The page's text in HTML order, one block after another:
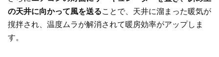
の天井に向かって風を送ることで、天井に溜まった暖気が
撹拌され、温度ムラが解消されて暖房効率がアップしま
す。